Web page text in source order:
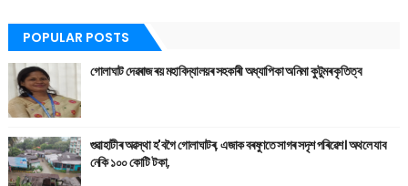
POPULAR POSTS
গোলাঘাট দেৱৰাজ ৰয় মহাবিদ্যালয়ৰ সহকাৰী অধ্যাপিকা অনিমা কুটুমৰ কৃতিত্ব
গুৱাহাটীৰ অৱস্থা হ'বগৈ গোলাঘাটৰ, এজাক বৰষুণতে সাগৰ সদৃশ পৰিৱেশ। অথলে যাব
নেকি ১০০ কোটি টকা,